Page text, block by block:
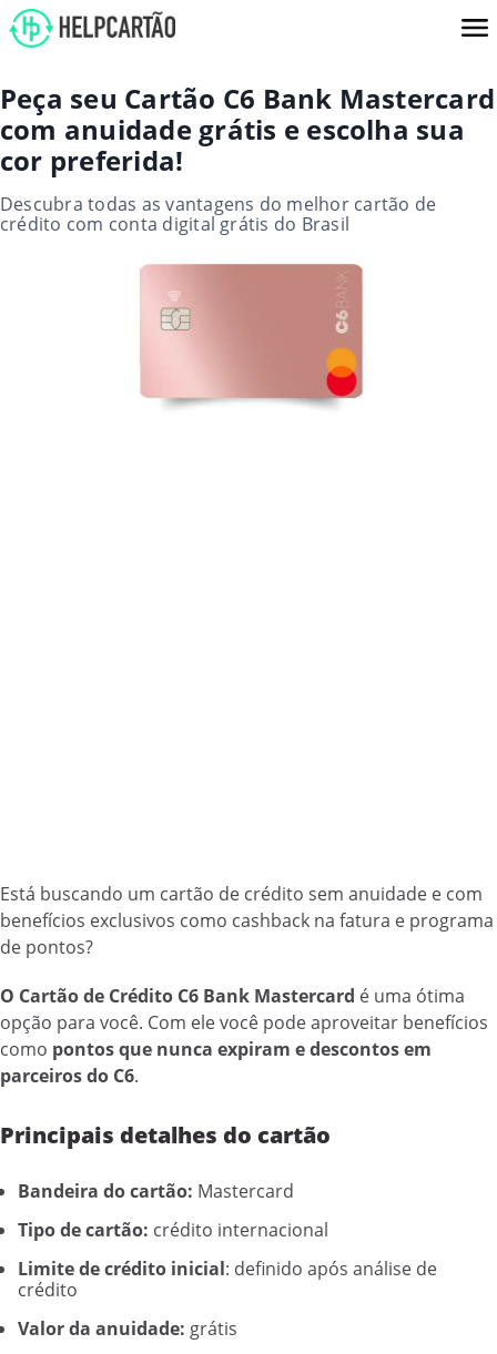
Peça seu Cartão C6 Bank Mastercard
com anuidade grátis e escolha sua
cor preferida!
Descubra todas as vantagens do melhor cartão de
crédito com conta digital grátis do Brasil
Está buscando um cartão de crédito sem anuidade e com
benefícios exclusivos como cashback na fatura e programa
de pontos?
O Cartão de Crédito C6 Bank Mastercard é uma ótima
opção para você. Com ele você pode aproveitar benefícios
como pontos que nunca expiram e descontos em
parceiros do C6.
Principais detalhes do cartão
Bandeira do cartão: Mastercard
Tipo de cartão: crédito internacional
Limite de crédito inicial: definido após análise de
crédito
Valor da anuidade: grátis